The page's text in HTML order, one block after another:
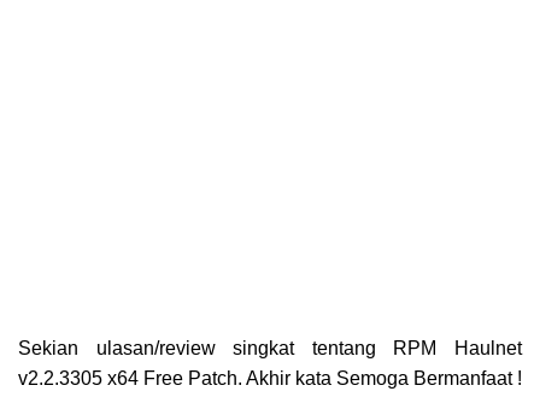
Sekian ulasan/review singkat tentang RPM Haulnet
v2.2.3305 x64 Free Patch. Akhir kata Semoga Bermanfaat !